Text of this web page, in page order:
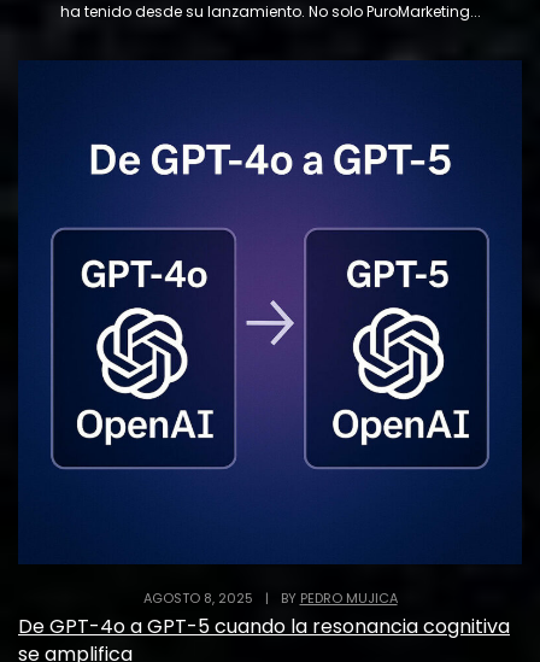
ha tenido desde su lanzamiento. No solo PuroMarketing...
AGOSTO 8, 2025 | BY PEDRO MUJICA
De GPT-4o a GPT-5 cuando la resonancia cognitiva
se amplifica